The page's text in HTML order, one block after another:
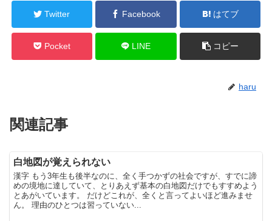
Twitter Facebook はてブ
Pocket LINE コピー
haru
関連記事
白地図が覚えられない
漢字 もう3年生も後半なのに、全く手つかずの社会ですが、すでに諦
めの境地に達していて、とりあえず基本の白地図だけでもすすめよう
とあがいています。 だけどこれが、全くと言ってよいほど進みませ
ん。 理由のひとつは習っていない...